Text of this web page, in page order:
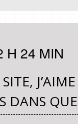
H 24 MIN
SITE,
DANS